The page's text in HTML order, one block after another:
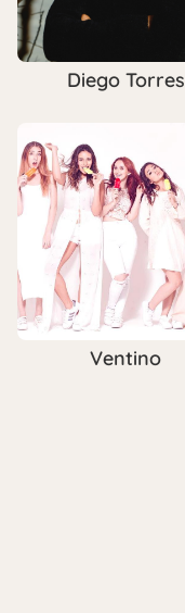
Diego Torres
Ventino